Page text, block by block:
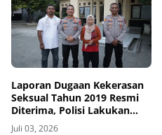
Laporan Dugaan Kekerasan
Seksual Tahun 2019 Resmi
Diterima, Polisi Lakukan
Penyelidikan
Juli 03, 2026